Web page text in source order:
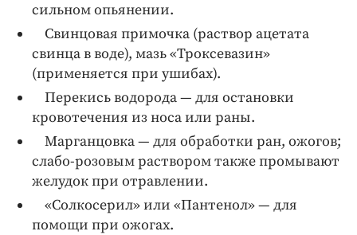
сильном опьянении.
Свинцовая примочка (раствор ацетата
свинца в воде), мазь «Троксевазин»
(применяется при ушибах).
Перекись водорода — для остановки
кровотечения из носа или раны.
Марганцовка — для обработки ран, ожогов;
слабо-розовым раствором также промывают
желудок при отравлении.
«Солкосерил» или «Пантенол» — для
помощи при ожогах.